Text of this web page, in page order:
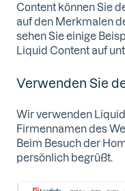
Content können Sie
auf den Merkmalen
sehen Sie einige
Liquid Content auf
Verwenden Sie
Wir verwenden
Firmennamen des
Beim Besuch der
persönlich begrüßt.